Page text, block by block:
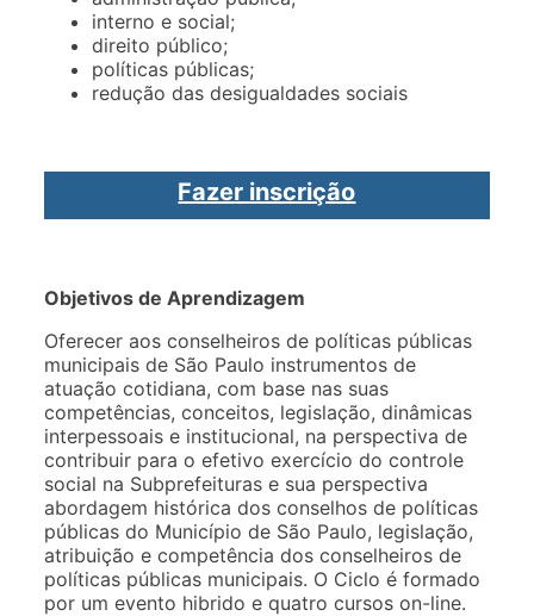
interno e social;
direito público;
políticas públicas;
redução das desigualdades sociais
Fazer inscrição
Objetivos de Aprendizagem
Oferecer aos conselheiros de políticas públicas
municipais de São Paulo instrumentos de
atuação cotidiana, com base nas suas
competências, conceitos, legislação, dinâmicas
interpessoais e institucional, na perspectiva de
contribuir para o efetivo exercício do controle
social na Subprefeituras e sua perspectiva
abordagem histórica dos conselhos de políticas
públicas do Município de São Paulo, legislação,
atribuição e competência dos conselheiros de
políticas públicas municipais. O Ciclo é formado
por um evento hibrido e quatro cursos on-line.